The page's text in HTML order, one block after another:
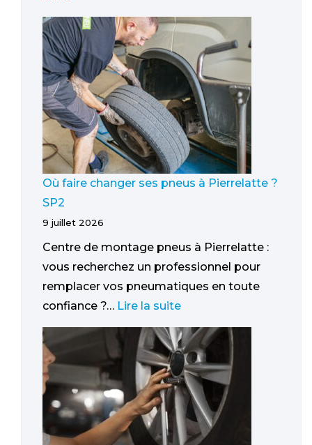
Où faire changer ses pneus à Pierrelatte ?
SP2
9 juillet 2026
Centre de montage pneus à Pierrelatte :
vous recherchez un professionnel pour
remplacer vos pneumatiques en toute
confiance ?… Lire la suite